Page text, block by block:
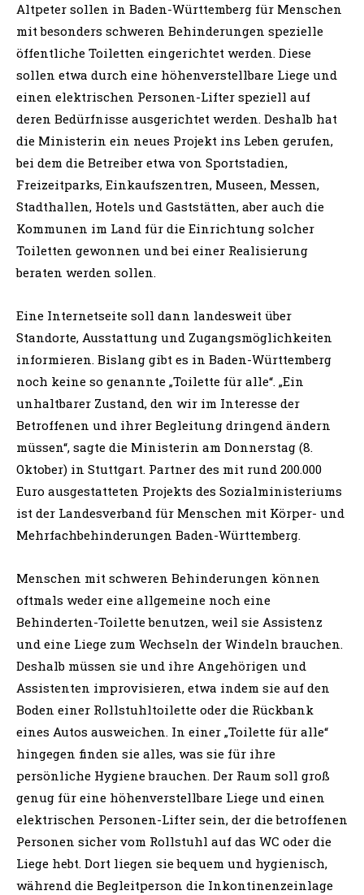
Altpeter sollen in Baden-Württemberg für Menschen
mit besonders schweren Behinderungen spezielle
öffentliche Toiletten eingerichtet werden. Diese
sollen etwa durch eine höhenverstellbare Liege und
einen elektrischen Personen-Lifter speziell auf
deren Bedürfnisse ausgerichtet werden. Deshalb hat
die Ministerin ein neues Projekt ins Leben gerufen,
bei dem die Betreiber etwa von Sportstadien,
Freizeitparks, Einkaufszentren, Museen, Messen,
Stadthallen, Hotels und Gaststätten, aber auch die
Kommunen im Land für die Einrichtung solcher
Toiletten gewonnen und bei einer Realisierung
beraten werden sollen.
Eine Internetseite soll dann landesweit über
Standorte, Ausstattung und Zugangsmöglichkeiten
informieren. Bislang gibt es in Baden-Württemberg
noch keine so genannte „Toilette für alle“. „Ein
unhaltbarer Zustand, den wir im Interesse der
Betroffenen und ihrer Begleitung dringend ändern
müssen“, sagte die Ministerin am Donnerstag (8.
Oktober) in Stuttgart. Partner des mit rund 200.000
Euro ausgestatteten Projekts des Sozialministeriums
ist der Landesverband für Menschen mit Körper- und
Mehrfachbehinderungen Baden-Württemberg.
Menschen mit schweren Behinderungen können
oftmals weder eine allgemeine noch eine
Behinderten-Toilette benutzen, weil sie Assistenz
und eine Liege zum Wechseln der Windeln brauchen.
Deshalb müssen sie und ihre Angehörigen und
Assistenten improvisieren, etwa indem sie auf den
Boden einer Rollstuhltoilette oder die Rückbank
eines Autos ausweichen. In einer „Toilette für alle“
hingegen finden sie alles, was sie für ihre
persönliche Hygiene brauchen. Der Raum soll groß
genug für eine höhenverstellbare Liege und einen
elektrischen Personen-Lifter sein, der die betroffenen
Personen sicher vom Rollstuhl auf das WC oder die
Liege hebt. Dort liegen sie bequem und hygienisch,
während die Begleitperson die Inkontinenzeinlage